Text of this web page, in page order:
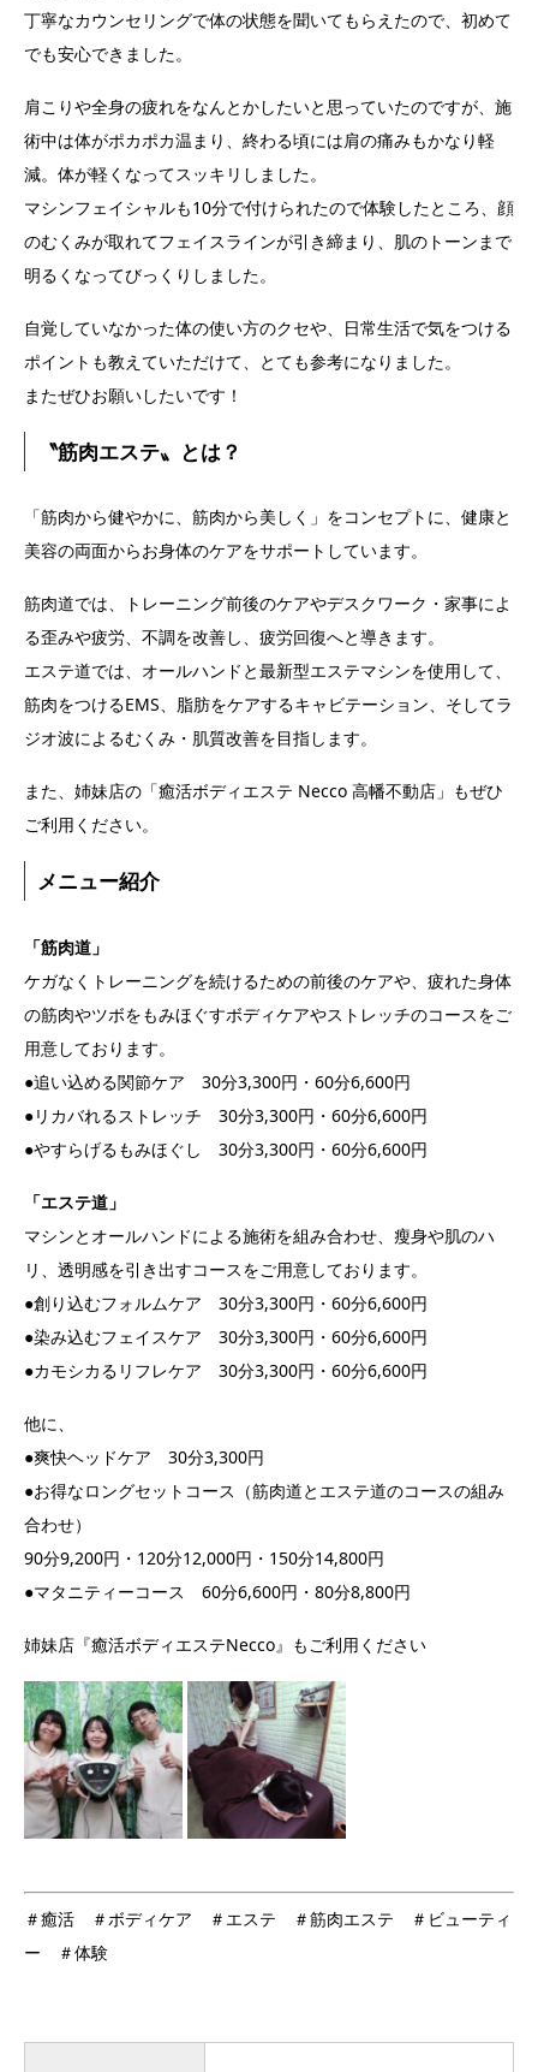
丁寧なカウンセリングで体の状態を聞いてもらえたので、初めて
でも安心できました。
肩こりや全身の疲れをなんとかしたいと思っていたのですが、施
術中は体がポカポカ温まり、終わる頃には肩の痛みもかなり軽
減。体が軽くなってスッキリしました。
マシンフェイシャルも10分で付けられたので体験したところ、顔
のむくみが取れてフェイスラインが引き締まり、肌のトーンまで
明るくなってびっくりしました。
自覚していなかった体の使い方のクセや、日常生活で気をつける
ポイントも教えていただけて、とても参考になりました。
またぜひお願いしたいです！
〝筋肉エステ〟とは？
「筋肉から健やかに、筋肉から美しく」をコンセプトに、健康と
美容の両面からお身体のケアをサポートしています。
筋肉道では、トレーニング前後のケアやデスクワーク・家事によ
る歪みや疲労、不調を改善し、疲労回復へと導きます。
エステ道では、オールハンドと最新型エステマシンを使用して、
筋肉をつけるEMS、脂肪をケアするキャビテーション、そしてラ
ジオ波によるむくみ・肌質改善を目指します。
また、姉妹店の「癒活ボディエステ Necco 高幡不動店」もぜひ
ご利用ください。
メニュー紹介
「筋肉道」
ケガなくトレーニングを続けるための前後のケアや、疲れた身体
の筋肉やツボをもみほぐすボディケアやストレッチのコースをご
用意しております。
●追い込める関節ケア 30分3,300円・60分6,600円
●リカバれるストレッチ 30分3,300円・60分6,600円
●やすらげるもみほぐし 30分3,300円・60分6,600円
「エステ道」
マシンとオールハンドによる施術を組み合わせ、瘦身や肌のハ
リ、透明感を引き出すコースをご用意しております。
●創り込むフォルムケア 30分3,300円・60分6,600円
●染み込むフェイスケア 30分3,300円・60分6,600円
●カモシカるリフレケア 30分3,300円・60分6,600円
他に、
●爽快ヘッドケア 30分3,300円
●お得なロングセットコース（筋肉道とエステ道のコースの組み
合わせ）
90分9,200円・120分12,000円・150分14,800円
●マタニティーコース 60分6,600円・80分8,800円
姉妹店『癒活ボディエステNecco』もご利用ください
＃癒活 ＃ボディケア ＃エステ ＃筋肉エステ ＃ビューティ
ー ＃体験